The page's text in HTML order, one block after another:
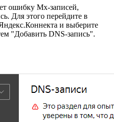
ошибку Mx-записей,
Для этого перейдите в
и выберите
"Добавить DNS-запись".